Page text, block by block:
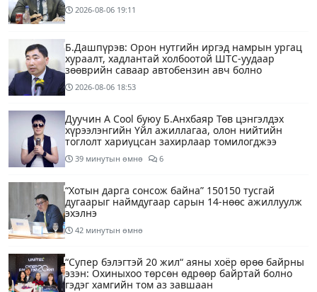
2026-08-06 19:11
Б.Дашпүрэв: Орон нутгийн иргэд намрын ургац
хураалт, хадлантай холбоотой ШТС-уудаар
зөөврийн саваар автобензин авч болно
2026-08-06 18:53
Дуучин A Cool буюу Б.Анхбаяр Төв цэнгэлдэх
хүрээлэнгийн Үйл ажиллагаа, олон нийтийн
тоглолт хариуцсан захирлаар томилогджээ
39 минутын өмнө 6
“Хотын дарга сонсож байна” 150150 тусгай
дугаарыг наймдугаар сарын 14-нөөс ажиллуулж
эхэлнэ
42 минутын өмнө
“Супер бэлэгтэй 20 жил“ аяны хоёр өрөө байрны
эзэн: Охиныхоо төрсөн өдрөөр байртай болно
гэдэг хамгийн том аз завшаан